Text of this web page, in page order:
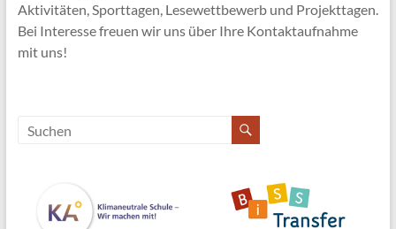
Aktivitäten, Sporttagen, Lesewettbewerb und Projekttagen.
Bei Interesse freuen wir uns über Ihre Kontaktaufnahme
mit uns!